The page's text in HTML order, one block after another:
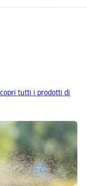
tutti i prodotti di